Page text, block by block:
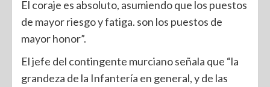
El coraje es absoluto, asumiendo que los puestos
de mayor riesgo y fatiga. son los puestos de
mayor honor”.
El jefe del contingente murciano señala que “la
grandeza de la Infantería en general, y de las